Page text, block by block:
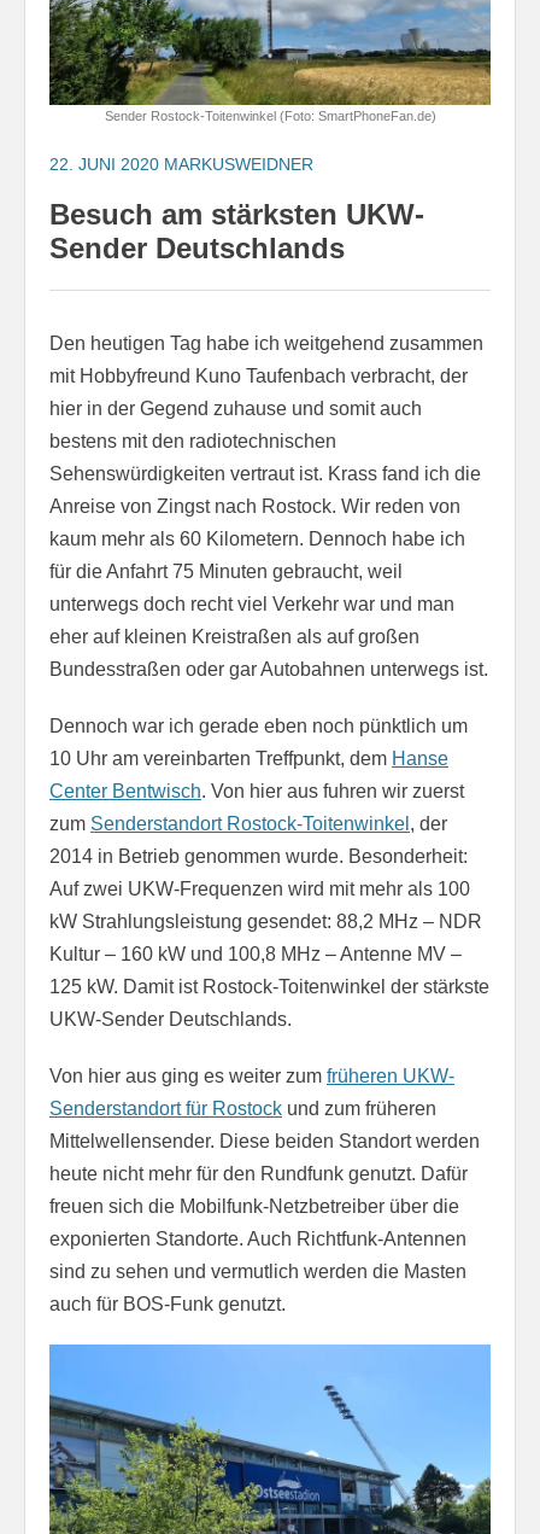
Sender Rostock-Toitenwinkel (Foto: SmartPhoneFan.de)
22. JUNI 2020 MARKUSWEIDNER
Besuch am stärksten UKW-
Sender Deutschlands
Den heutigen Tag habe ich weitgehend zusammen
mit Hobbyfreund Kuno Taufenbach verbracht, der
hier in der Gegend zuhause und somit auch
bestens mit den radiotechnischen
Sehenswürdigkeiten vertraut ist. Krass fand ich die
Anreise von Zingst nach Rostock. Wir reden von
kaum mehr als 60 Kilometern. Dennoch habe ich
für die Anfahrt 75 Minuten gebraucht, weil
unterwegs doch recht viel Verkehr war und man
eher auf kleinen Kreistraßen als auf großen
Bundesstraßen oder gar Autobahnen unterwegs ist.
Dennoch war ich gerade eben noch pünktlich um
10 Uhr am vereinbarten Treffpunkt, dem Hanse
Center Bentwisch. Von hier aus fuhren wir zuerst
zum Senderstandort Rostock-Toitenwinkel , der
2014 in Betrieb genommen wurde. Besonderheit:
Auf zwei UKW-Frequenzen wird mit mehr als 100
kW Strahlungsleistung gesendet: 88,2 MHz – NDR
Kultur – 160 kW und 100,8 MHz – Antenne MV –
125 kW. Damit ist Rostock-Toitenwinkel der stärkste
UKW-Sender Deutschlands.
Von hier aus ging es weiter zum früheren UKW-
Senderstandort für Rostock und zum früheren
Mittelwellensender. Diese beiden Standort werden
heute nicht mehr für den Rundfunk genutzt. Dafür
freuen sich die Mobilfunk-Netzbetreiber über die
exponierten Standorte. Auch Richtfunk-Antennen
sind zu sehen und vermutlich werden die Masten
auch für BOS-Funk genutzt.